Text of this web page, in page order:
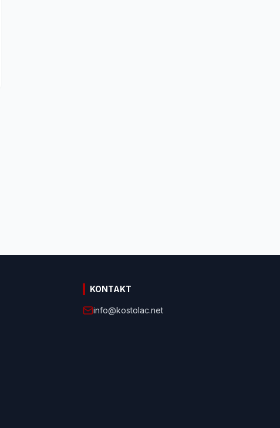
KONTAKT
info@kostolac.net